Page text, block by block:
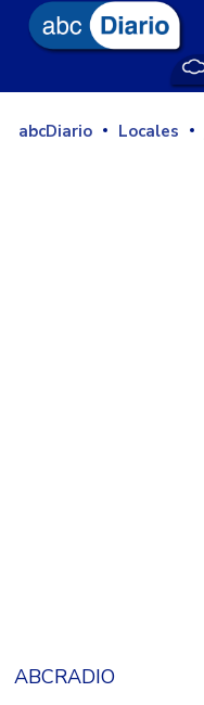
abcDiario Locales
ABCRADIO